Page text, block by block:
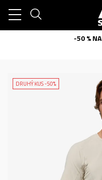
-50 %
DRUHÝ KUS -50%